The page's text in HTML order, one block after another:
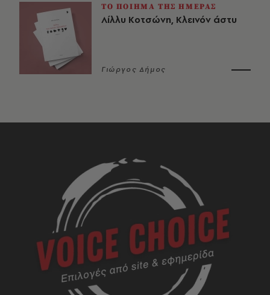
ΤΟ ΠΟΙΗΜΑ ΤΗΣ ΗΜΕΡΑΣ
Λίλλυ Κοτσώνη, Κλεινόν άστυ
Γιώργος Δήμος